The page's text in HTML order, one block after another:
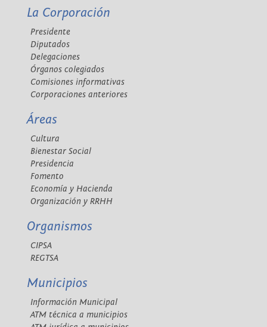
La Corporación
Presidente
Diputados
Delegaciones
Órganos colegiados
Comisiones informativas
Corporaciones anteriores
Áreas
Cultura
Bienestar Social
Presidencia
Fomento
Economía y Hacienda
Organización y RRHH
Organismos
CIPSA
REGTSA
Municipios
Información Municipal
ATM técnica a municipios